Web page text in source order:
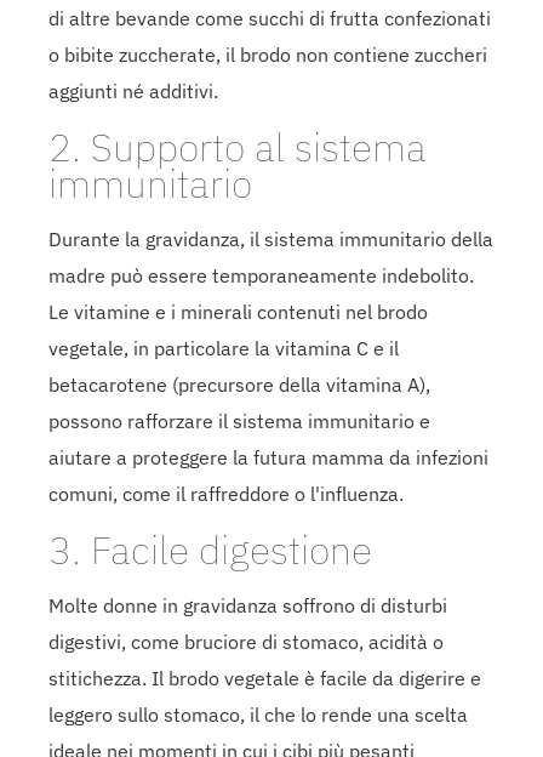
di altre bevande come succhi di frutta confezionati
o bibite zuccherate, il brodo non contiene zuccheri
aggiunti né additivi.
2. Supporto al sistema
immunitario
Durante la gravidanza, il sistema immunitario della
madre può essere temporaneamente indebolito.
Le vitamine e i minerali contenuti nel brodo
vegetale, in particolare la vitamina C e il
betacarotene (precursore della vitamina A),
possono rafforzare il sistema immunitario e
aiutare a proteggere la futura mamma da infezioni
comuni, come il raffreddore o l'influenza.
3. Facile digestione
Molte donne in gravidanza soffrono di disturbi
digestivi, come bruciore di stomaco, acidità o
stitichezza. Il brodo vegetale è facile da digerire e
leggero sullo stomaco, il che lo rende una scelta
ideale nei momenti in cui i cibi più pesanti